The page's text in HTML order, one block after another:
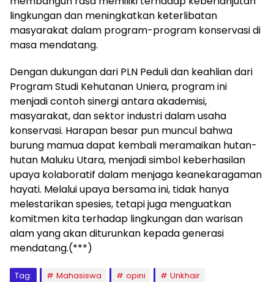
lingkungan dan meningkatkan keterlibatan
masyarakat dalam program-program konservasi di
masa mendatang.
Dengan dukungan dari PLN Peduli dan keahlian dari
Program Studi Kehutanan Uniera, program ini
menjadi contoh sinergi antara akademisi,
masyarakat, dan sektor industri dalam usaha
konservasi. Harapan besar pun muncul bahwa
burung mamua dapat kembali meramaikan hutan-
hutan Maluku Utara, menjadi simbol keberhasilan
upaya kolaboratif dalam menjaga keanekaragaman
hayati. Melalui upaya bersama ini, tidak hanya
melestarikan spesies, tetapi juga menguatkan
komitmen kita terhadap lingkungan dan warisan
alam yang akan diturunkan kepada generasi
mendatang.(***)
Tag: Mahasiswa opini Unkhair